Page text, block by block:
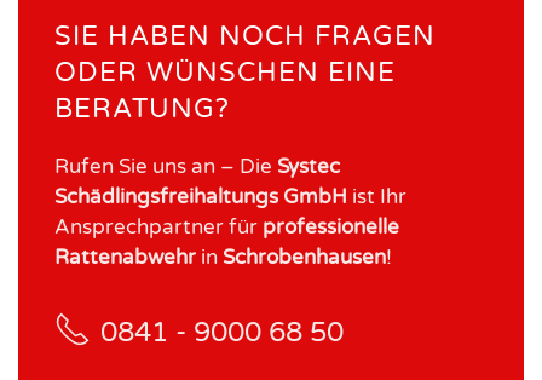
SIE HABEN NOCH FRAGEN
ODER WÜNSCHEN EINE
BERATUNG?
Rufen Sie uns an – Die Systec
Schädlingsfreihaltungs GmbH ist Ihr
Ansprechpartner für professionelle
Rattenabwehr in Schrobenhausen!
0841 - 9000 68 50